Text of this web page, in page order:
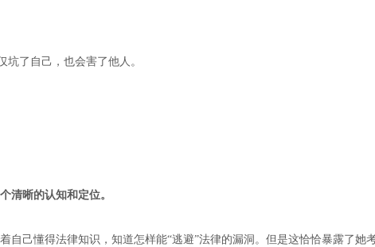
坑了自己，也会害了他人。
清晰的认知和定位。
自己懂得法律知识，知道怎样能“逃避”法律的漏洞。但是这恰恰暴露了她